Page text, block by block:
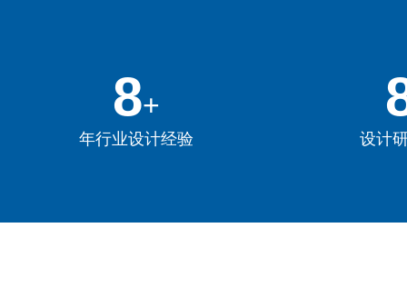
11+
年行业设计经验 设计